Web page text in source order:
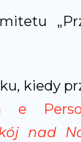
kiedy
e
nad